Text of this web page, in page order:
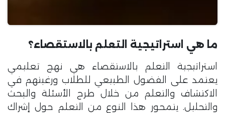
ما هي استراتيجية التعلم بالاستقصاء؟
استراتيجية التعلم بالاستقصاء هي نهج تعليمي
يعتمد على الفضول الطبيعي للطلاب ورغبتهم في
الاكتشاف والتعلم من خلال طرح الأسئلة والبحث
والتحليل. يتمحور هذا النوع من التعلم حول إشراك